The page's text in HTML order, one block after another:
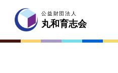
公益財団法人
丸和育志会
公益財団法人
丸和育志会